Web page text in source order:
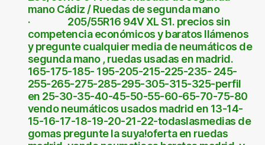
mano Cádiz / Ruedas de segunda mano
· 205/55R16 94V XL S1. precios sin
competencia económicos y baratos llámenos
y pregunte cualquier media de neumáticos de
segunda mano , ruedas usadas en madrid.
165-175-185- 195-205-215-225-235- 245-
255-265-275-285-295-305-315-325-perfil
en 25-30-35-40-45-50-55-60-65-70-75-80
vendo neumáticos usados madrid en 13-14-
15-16-17-18-19-20-21-22-todaslasmedias de
gomas pregunte la suya!oferta en ruedas